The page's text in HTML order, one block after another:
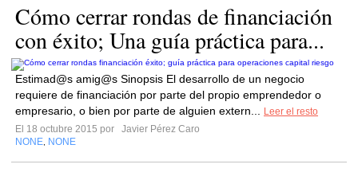
Cómo cerrar rondas de financiación
con éxito; Una guía práctica para...
Estimad@s amig@s Sinopsis El desarrollo de un negocio
requiere de financiación por parte del propio emprendedor o
empresario, o bien por parte de alguien extern...
Leer el resto
El 18 octubre 2015 por
Javier Pérez Caro
NONE NONE